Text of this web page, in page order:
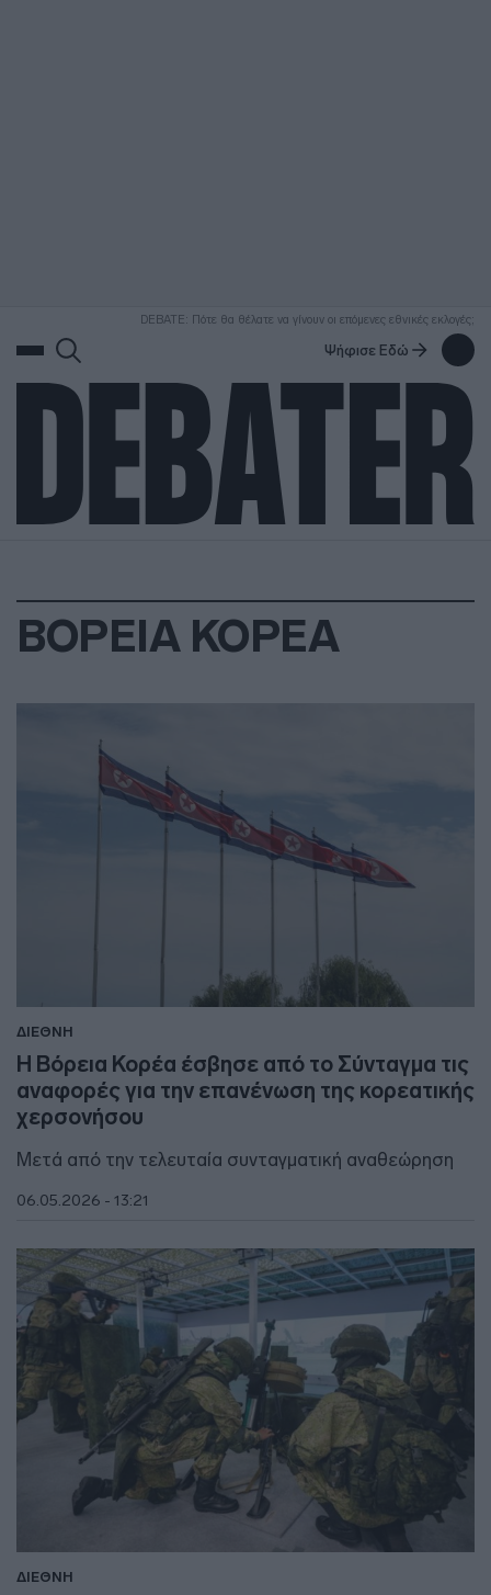
DEBATE: Πότε θα θέλατε να γίνουν οι επόμενες εθνικές εκλογές;
Ψήφισε Εδώ
ΒΟΡΕΙΑ ΚΟΡΕΑ
ΔΙΕΘΝΗ
Η Βόρεια Κορέα έσβησε από το Σύνταγμα τις
αναφορές για την επανένωση της κορεατικής
χερσονήσου
Μετά από την τελευταία συνταγματική αναθεώρηση
06.05.2026 - 13:21
ΔΙΕΘΝΗ